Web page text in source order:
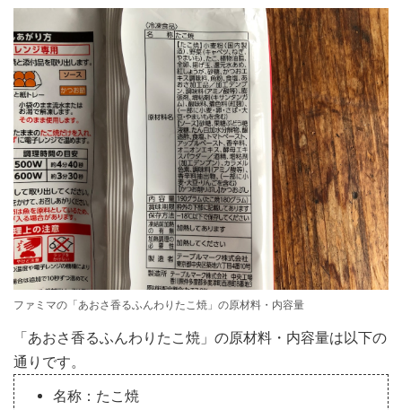
ファミマの「あおさ香るふんわりたこ焼」の原材料・内容量
「あおさ香るふんわりたこ焼」の原材料・内容量は以下の
通りです。
名称：たこ焼